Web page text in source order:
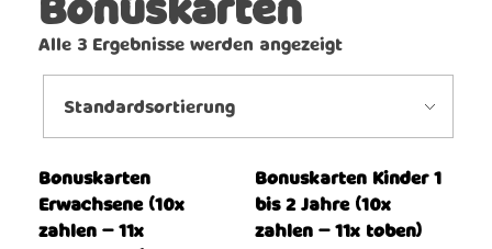
Alle 3 Ergebnisse werden angezeigt
Bonuskarten
Erwachsene (10x
zahlen – 11x
Bonuskarten Kinder 1
bis 2 Jahre (10x
zahlen – 11x toben)